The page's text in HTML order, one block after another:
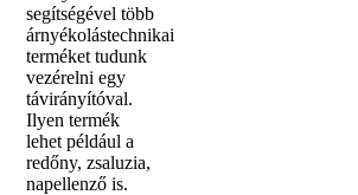
segítségével több
árnyékolástechnikai
terméket tudunk
vezérelni egy
távirányítóval.
Ilyen termék
lehet például a
redőny, zsaluzia,
napellenző is.